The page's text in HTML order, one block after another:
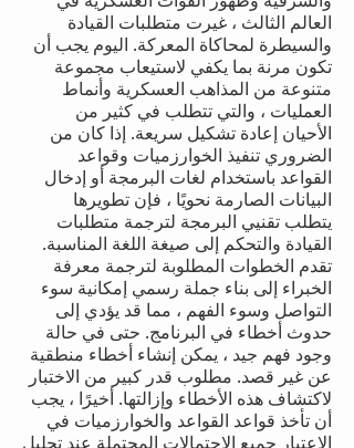
العالم الثالث ، غيرت متطلبات القيادة
والسيطرة لمحاكاة المعركة. اليوم يجب أن
تكون مرنة بما يكفي لاستيعاب مجموعة
متنوعة من المذاهب العسكرية وأنماط
العمليات ، والتي تتطلب في كثير من
الأحيان إعادة تشكيل سريعة. إذا كان من
الضروري تنفيذ الخوارزميات وقواعد
القواعد باستخدام لغات البرمجة أو إدخال
البيانات الصارمة نحويًا ، فإن تطويرها
يتطلب تقنيي البرمجة لترجمة متطلبات
القيادة والتحكم إلى صيغة اللغة المناسبة.
تقدم الخطوات المطلوبة لترجمة معرفة
الخبراء إلى بناء جملة رسمي إمكانية سوء
التواصل وسوء الفهم ، مما قد يؤدي إلى
حدوث أخطاء في البرنامج. حتى في حالة
وجود فهم جيد ، يمكن إنشاء أخطاء منطقية
عن غير قصد. مطلوب قدر كبير من الاختبار
لاكتشاف هذه الأخطاء وإزالتها. أخيرًا ، يجب
أن تأخذ قواعد القواعد والخوارزميات في
الاعتبار جميع الاحتمالات المحتملة عند تحليل